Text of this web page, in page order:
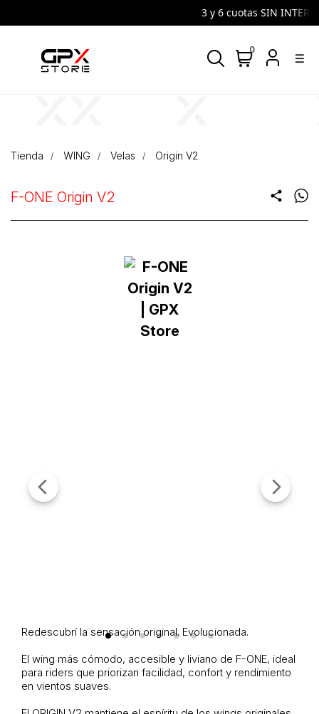
3 y 6 cuotas SIN INTERES
density_medium
0
Tienda WING Velas Origin V2
F-ONE Origin V2 share
Redescubrí la sensación original. Evolucionada.
El wing más cómodo, accesible y liviano de F-ONE, ideal
para riders que priorizan facilidad, confort y rendimiento
en vientos suaves.